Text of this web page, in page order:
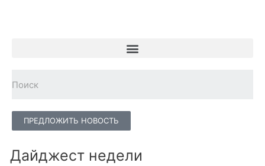
ПРЕДЛОЖИТЬ НОВОСТЬ
Дайджест недели